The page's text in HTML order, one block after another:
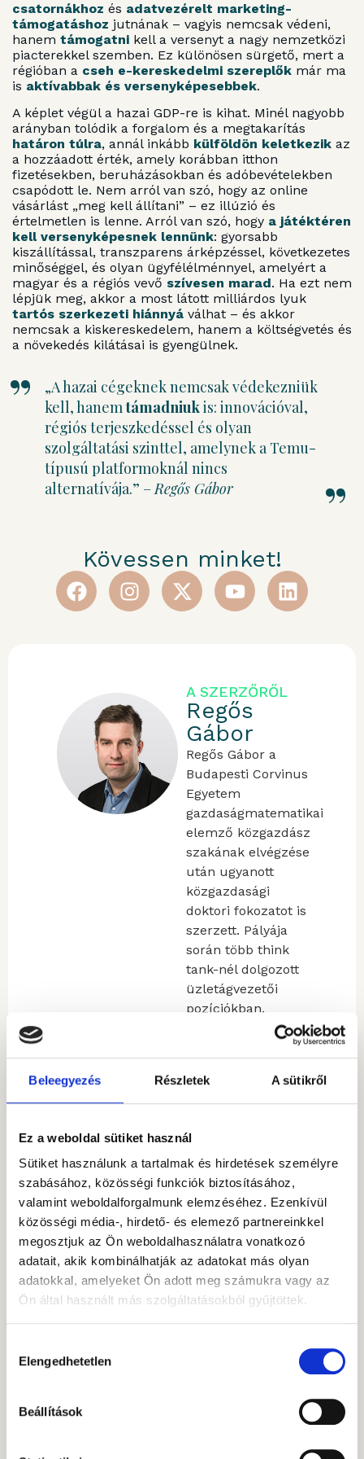
Beleegyezés Részletek A sütikről
Ez a weboldal sütiket használ
Sütiket használunk a tartalmak és hirdetések személyre
szabásához, közösségi funkciók biztosításához,
valamint weboldalforgalmunk elemzéséhez. Ezenkívül
közösségi média-, hirdető- és elemező partnereinkkel
megosztjuk az Ön weboldalhasználatra vonatkozó
adatait, akik kombinálhatják az adatokat más olyan
adatokkal, amelyeket Ön adott meg számukra vagy az
Ön által használt más szolgáltatásokból gyűjtöttek.
kiválasztása
Elengedhetetlen
Beállítások
csatornákhoz és adatvezérelt marketing-
támogatáshoz jutnának – vagyis nemcsak védeni,
hanem támogatni kell a versenyt a nagy nemzetközi
piacterekkel szemben. Ez különösen sürgető, mert a
régióban a cseh e-kereskedelmi szereplők már ma
is aktívabbak és versenyképesebbek.
A képlet végül a hazai GDP-re is kihat. Minél nagyobb
arányban tolódik a forgalom és a megtakarítás
határon túlra, annál inkább külföldön keletkezik az
a hozzáadott érték, amely korábban itthon
fizetésekben, beruházásokban és adóbevételekben
csapódott le. Nem arról van szó, hogy az online
vásárlást „meg kell állítani” – ez illúzió és
értelmetlen is lenne. Arról van szó, hogy a játéktéren
kell versenyképesnek lennünk: gyorsabb
kiszállítással, transzparens árképzéssel, következetes
minőséggel, és olyan ügyfélélménnyel, amelyért a
magyar és a régiós vevő szívesen marad. Ha ezt nem
lépjük meg, akkor a most látott milliárdos lyuk
tartós szerkezeti hiánnyá válhat – és akkor
nemcsak a kiskereskedelem, hanem a költségvetés és
a növekedés kilátásai is gyengülnek.
„A hazai cégeknek nemcsak védekezniük
kell, hanemtámadniukis: innovációval,
régiós terjeszkedéssel és olyan
szolgáltatási szinttel, amelynek a Temu-
típusú platformoknál nincs
alternatívája.” –Regős Gábor
Kövessen minket!
A SZERZŐRŐL
Regős
Gábor
Regős Gábor a
Budapesti Corvinus
Egyetem
gazdaságmatematikai
elemző közgazdász
szakának elvégzése
után ugyanott
közgazdasági
doktori fokozatot is
szerzett. Pályája
során több think
tank-nél dolgozott
üzletágvezetői
pozíciókban,
előrejelzési
feladatokat ellátva
januárja óta a Gránit
Alapkezelő vezető
közgazdásza, amely
feladatkörben
különböző
makrogazdasági,
pénz- és tőkepiaci
témákkal
foglalkozik. Szeret